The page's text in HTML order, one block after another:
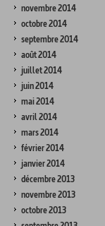
novembre 2014
octobre 2014
septembre 2014
août 2014
juillet 2014
juin 2014
mai 2014
avril 2014
mars 2014
février 2014
janvier 2014
décembre 2013
novembre 2013
octobre 2013